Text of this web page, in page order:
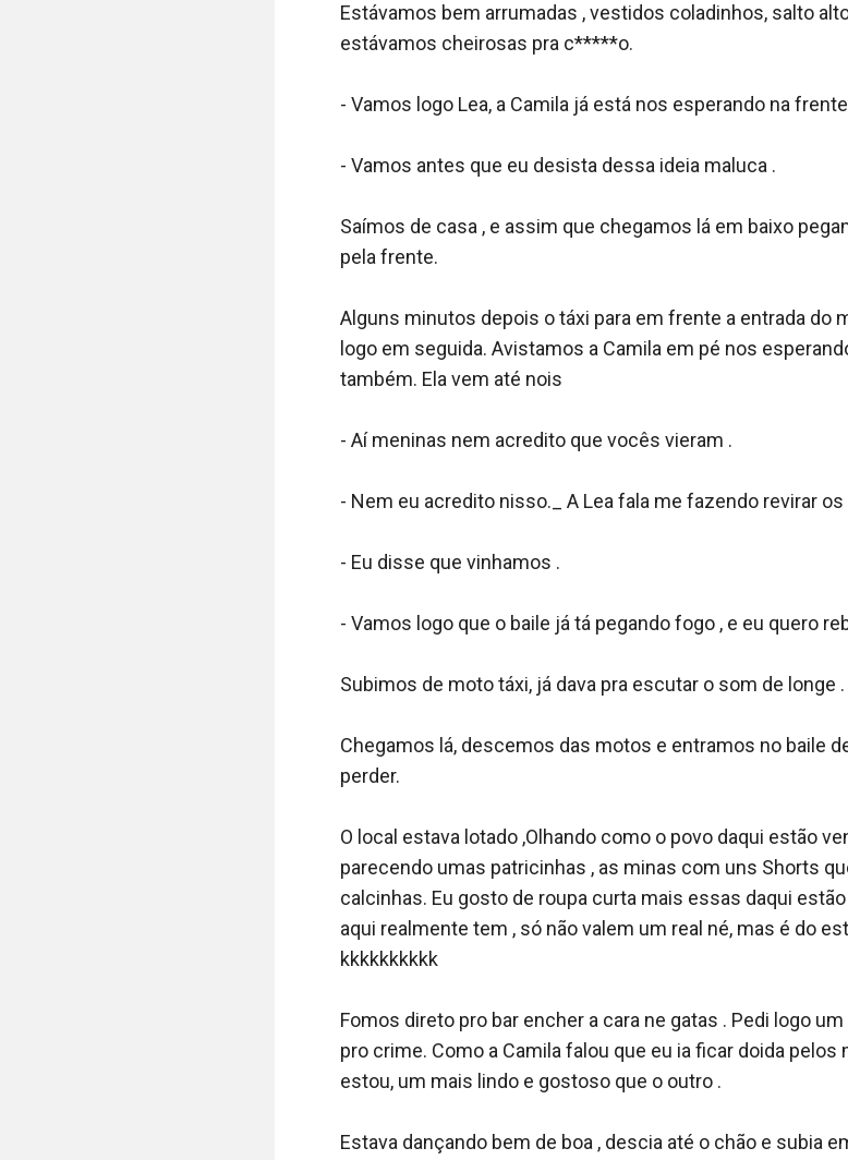
Estávamos bem arrumadas , vestidos coladinhos, salto
estávamos cheirosas pra c*****o.
- Vamos logo Lea, a Camila já está nos esperando na
- Vamos antes que eu desista dessa ideia maluca .
Saímos de casa , e assim que chegamos lá em baixo
pela frente.
Alguns minutos depois o táxi para em frente a entrada do
logo em seguida. Avistamos a Camila em pé nos
também. Ela vem até nois
- Aí meninas nem acredito que vocês vieram .
- Nem eu acredito nisso._ A Lea fala me fazendo revirar os
- Eu disse que vinhamos .
- Vamos logo que o baile já tá pegando fogo , e eu quero
Subimos de moto táxi, já dava pra escutar o som de longe .
Chegamos lá, descemos das motos e entramos no baile
perder.
O local estava lotado ,Olhando como o povo daqui estão
parecendo umas patricinhas , as minas com uns Shorts
calcinhas. Eu gosto de roupa curta mais essas daqui
aqui realmente tem , só não valem um real né, mas é do
kkkkkkkkkk
Fomos direto pro bar encher a cara ne gatas . Pedi logo
pro crime. Como a Camila falou que eu ia ficar doida
estou, um mais lindo e gostoso que o outro .
Estava dançando bem de boa , descia até o chão e subia